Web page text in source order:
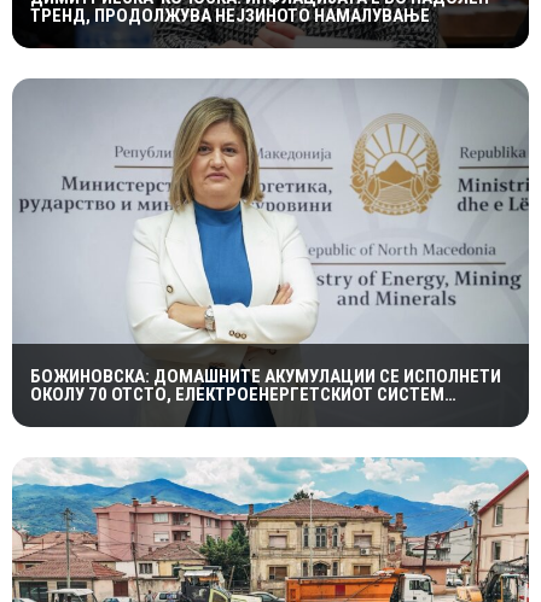
ТРЕНД, ПРОДОЛЖУВА НЕЈЗИНОТО НАМАЛУВАЊЕ
БОЖИНОВСКА: ДОМАШНИТЕ АКУМУЛАЦИИ СЕ ИСПОЛНЕТИ
ОКОЛУ 70 ОТСТО, ЕЛЕКТРОЕНЕРГЕТСКИОТ СИСТЕМ
ОСТАНУВА СТАБИЛЕН